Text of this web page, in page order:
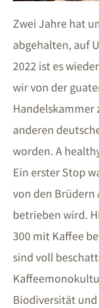
Zwei Jahre hat
abgehalten, auf
2022 ist es
wir von der
Handelskammer
anderen
worden. A
Ein erster Stop
von den Brüdern
betrieben wird.
300 mit Kaffee
sind voll
Biodiversität